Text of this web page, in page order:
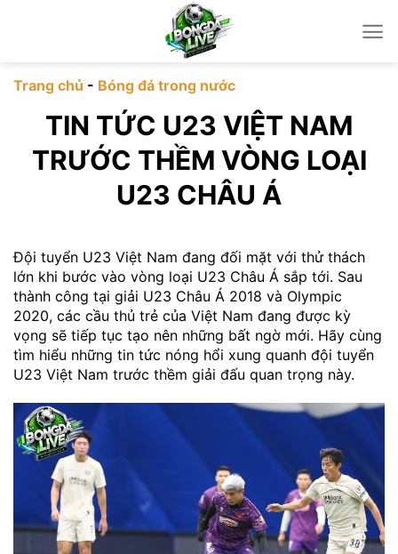
dungTrang chủ - Bóng đá trong nước
TIN TỨC U23 VIỆT NAM
TRƯỚC THỀM VÒNG LOẠI
U23 CHÂU Á
Đội tuyển U23 Việt Nam đang đối mặt với thử thách
lớn khi bước vào vòng loại U23 Châu Á sắp tới. Sau
thành công tại giải U23 Châu Á 2018 và Olympic
2020, các cầu thủ trẻ của Việt Nam đang được kỳ
vọng sẽ tiếp tục tạo nên những bất ngờ mới. Hãy cùng
tìm hiểu những tin tức nóng hổi xung quanh đội tuyển
U23 Việt Nam trước thềm giải đấu quan trọng này.